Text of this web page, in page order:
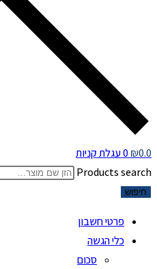
₪0.0
0 עגלת קניות
Products search
חיפוש
פרטי חשבון
כלי הגשה
סכום